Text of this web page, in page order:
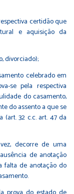
certidão que
e aquisição da
divorciado);
celebrado em
se pela respectiva
do casamento,
do assento a que se
32 c.c. art. 47 da
decorre de uma
de anotação
falta de anotação do